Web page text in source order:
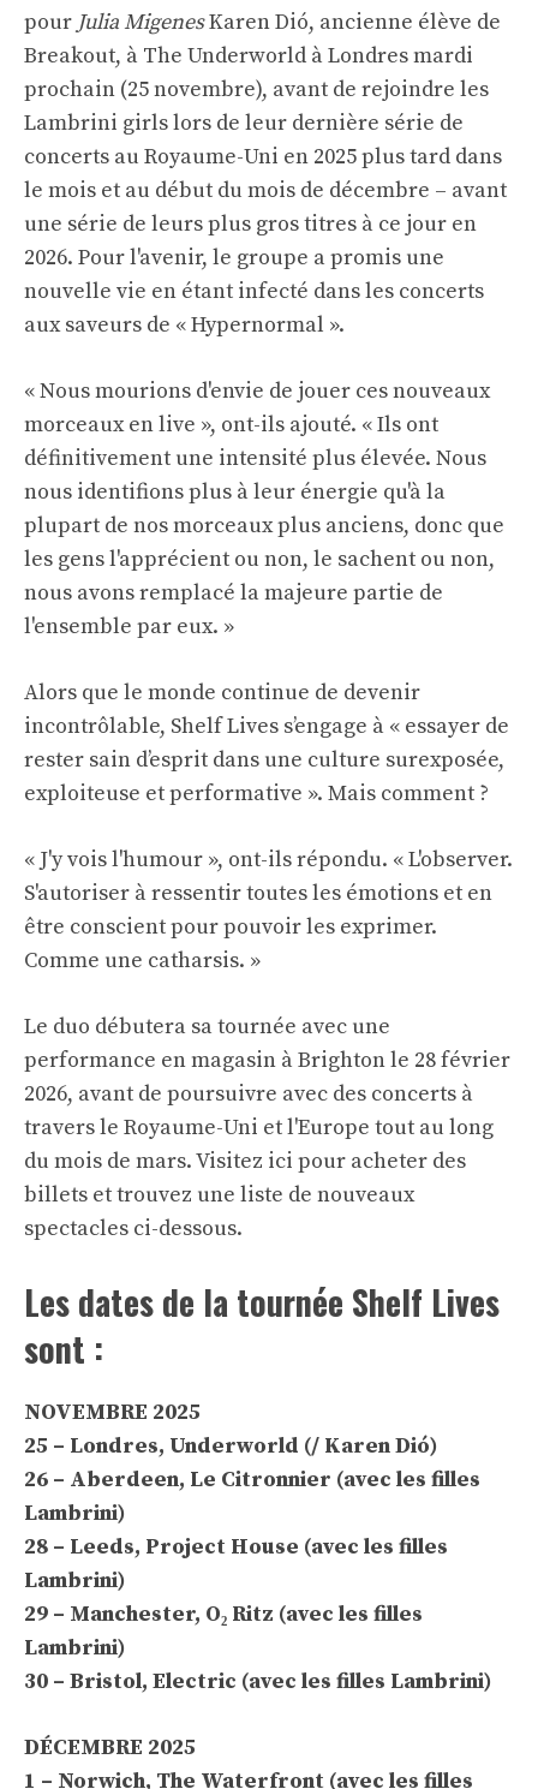
pour Julia MigenesKaren Dió, ancienne élève de
Breakout, à The Underworld à Londres mardi
prochain (25 novembre), avant de rejoindre les
Lambrini girls lors de leur dernière série de
concerts au Royaume-Uni en 2025 plus tard dans
le mois et au début du mois de décembre – avant
une série de leurs plus gros titres à ce jour en
2026. Pour l'avenir, le groupe a promis une
nouvelle vie en étant infecté dans les concerts
aux saveurs de « Hypernormal ».
« Nous mourions d'envie de jouer ces nouveaux
morceaux en live », ont-ils ajouté. « Ils ont
définitivement une intensité plus élevée. Nous
nous identifions plus à leur énergie qu'à la
plupart de nos morceaux plus anciens, donc que
les gens l'apprécient ou non, le sachent ou non,
nous avons remplacé la majeure partie de
l'ensemble par eux. »
Alors que le monde continue de devenir
incontrôlable, Shelf Lives s’engage à « essayer de
rester sain d’esprit dans une culture surexposée,
exploiteuse et performative ». Mais comment ?
« J'y vois l'humour », ont-ils répondu. « L'observer.
S'autoriser à ressentir toutes les émotions et en
être conscient pour pouvoir les exprimer.
Comme une catharsis. »
Le duo débutera sa tournée avec une
performance en magasin à Brighton le 28 février
2026, avant de poursuivre avec des concerts à
travers le Royaume-Uni et l'Europe tout au long
du mois de mars. Visitez ici pour acheter des
billets et trouvez une liste de nouveaux
spectacles ci-dessous.
Les dates de la tournée Shelf Lives
sont :
NOVEMBRE 2025
25 – Londres, Underworld (/ Karen Dió)
26 – Aberdeen, Le Citronnier (avec les filles
Lambrini)
28 – Leeds, Project House (avec les filles
Lambrini)
29 – Manchester, O₂ Ritz (avec les filles
Lambrini)
30 – Bristol, Electric (avec les filles Lambrini)
DÉCEMBRE 2025
1 – Norwich, The Waterfront (avec les filles